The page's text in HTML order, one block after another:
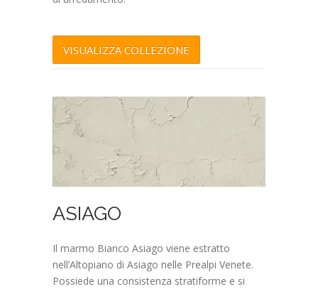
VISUALIZZA COLLEZIONE
ASIAGO
Il marmo Bianco Asiago viene estratto
nell’Altopiano di Asiago nelle Prealpi Venete.
Possiede una consistenza stratiforme e si